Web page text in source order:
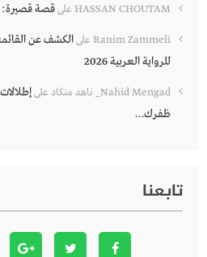
HASSAN CHOUTAM علىقصة قصيرة:
Ranim Zammeli علىالكشف عن القائمة
للرواية العربية 2026
Nahid Mengad_ ناهد منكاد على
ظفرك…
تابعنا